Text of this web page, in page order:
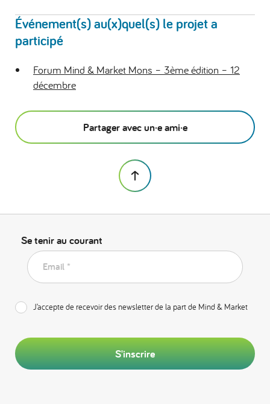
Événement(s) au(x)quel(s) le projet a
participé
Forum Mind & Market Mons – 3ème édition – 12
décembre
Partager avec un·e ami·e
Se tenir au courant
Email *
J’accepte de recevoir des newsletter de la part de Mind & Market
S'inscrire